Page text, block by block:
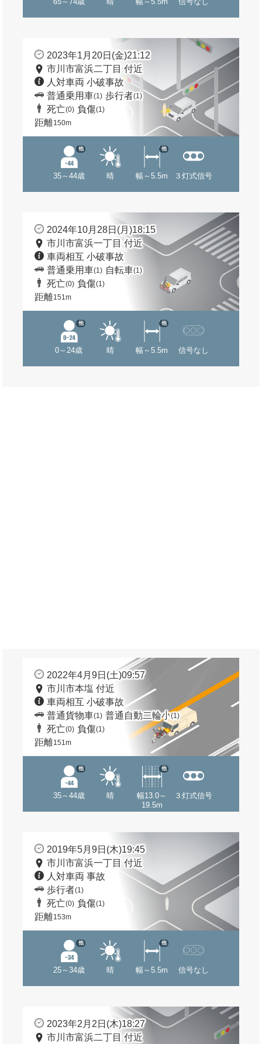
2023年1月20日(金)21:12
市川市富浜二丁目 付近
人対車両 小破事故
普通乗用車(1) 歩行者(1)
死亡(0) 負傷(1)
距離150m
35～44歳
他
晴 幅～5.5m
他
３灯式信号
2024年10月28日(月)18:15
市川市富浜一丁目 付近
車両相互 小破事故
普通乗用車(1) 自転車(1)
死亡(0) 負傷(1)
距離151m
0～24歳
他
晴 幅～5.5m
他
信号なし
2022年4月9日(土)09:57
市川市本塩 付近
車両相互 小破事故
普通貨物車(1) 普通自動二輪小(1)
死亡(0) 負傷(1)
距離151m
35～44歳
他
晴
幅13.0～
19.5m
他
３灯式信号
2019年5月9日(木)19:45
市川市富浜一丁目 付近
人対車両 事故
歩行者(1)
死亡(0) 負傷(1)
距離153m
25～34歳
他
晴 幅～5.5m
他
信号なし
2023年2月2日(木)18:27
市川市富浜二丁目 付近